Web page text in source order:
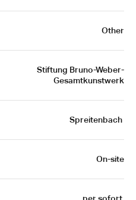
Other
Stiftung Bruno-Weber-
Gesamtkunstwerk
Spreitenbach
On-site